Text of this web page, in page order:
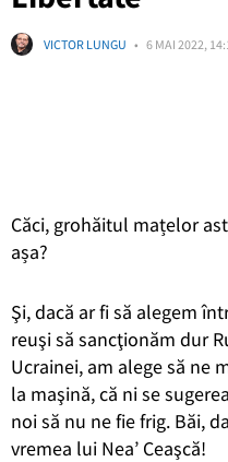
VICTOR LUNGU 6 MAI 2022,
Căci, grohăitul mațelor
așa?
Şi, dacă ar fi să alegem
reuşi să sancţionăm dur
Ucrainei, am alege să ne
la maşină, că ni se
noi să nu ne fie frig. Băi,
vremea lui Nea’ Ceaşcă!